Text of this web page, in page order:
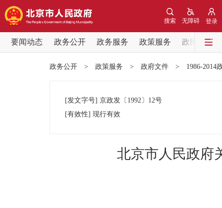
登录
无障碍
搜索
要闻动态 政务公开 政务服务 政策服务
政民互动
党中央精神
政务公开 > 政策服务 > 政府文件 > 1986-2014
[发文字号] 京政发 〔1992〕 12号
[有效性] 现行有效
北京市人民政府